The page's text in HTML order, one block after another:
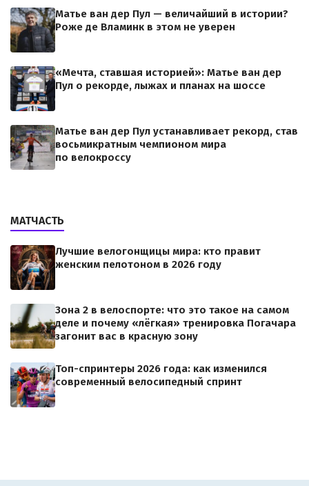
Матье ван дер Пул — величайший в истории?
Роже де Вламинк в этом не уверен
«Мечта, ставшая историей»: Матье ван дер
Пул о рекорде, лыжах и планах на шоссе
Матье ван дер Пул устанавливает рекорд, став
восьмикратным чемпионом мира
по велокроссу
МАТЧАСТЬ
Лучшие велогонщицы мира: кто правит
женским пелотоном в 2026 году
Зона 2 в велоспорте: что это такое на самом
деле и почему «лёгкая» тренировка Погачара
загонит вас в красную зону
Топ-спринтеры 2026 года: как изменился
современный велосипедный спринт